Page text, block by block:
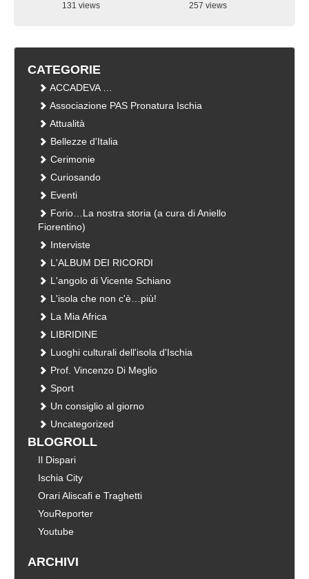
131 views
257 views
CATEGORIE
ACCADEVA …
Associazione PAS Pronatura Ischia
Attualità
Bellezze d'Italia
Cerimonie
Curiosando
Eventi
Forio…La nostra storia (a cura di Aniello
Fiorentino)
Interviste
L'ALBUM DEI RICORDI
L'angolo di Vicente Schiano
L'isola che non c'è…più!
La Mia Africa
LIBRIDINE
Luoghi culturali dell'isola d'Ischia
Prof. Vincenzo Di Meglio
Sport
Un consiglio al giorno
Uncategorized
BLOGROLL
Il Dispari
Ischia City
Orari Aliscafi e Traghetti
YouReporter
Youtube
ARCHIVI